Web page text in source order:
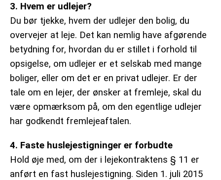
3. Hvem er udlejer?
Du bør tjekke, hvem der udlejer den bolig, du
overvejer at leje. Det kan nemlig have afgørende
betydning for, hvordan du er stillet i forhold til
opsigelse, om udlejer er et selskab med mange
boliger, eller om det er en privat udlejer. Er der
tale om en lejer, der ønsker at fremleje, skal du
være opmærksom på, om den egentlige udlejer
har godkendt fremlejeaftalen.
4. Faste huslejestigninger er forbudte
Hold øje med, om der i lejekontraktens § 11 er
anført en fast huslejestigning. Siden 1. juli 2015